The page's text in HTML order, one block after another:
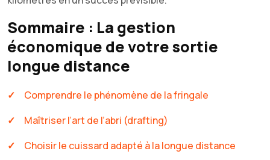
Sommaire : La gestion
économique de votre sortie
longue distance
Comprendre le phénomène de la fringale
Maîtriser l’art de l’abri (drafting)
Choisir le cuissard adapté à la longue distance